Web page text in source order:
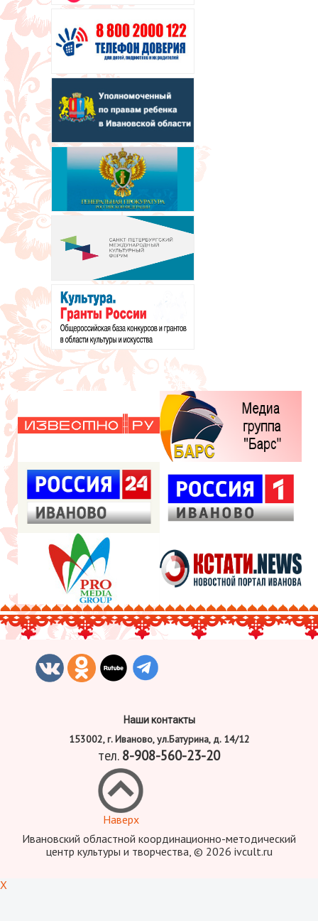
Наши контакты
153002, г. Иваново, ул.Батурина, д. 14/12
тел. 8-908-560-23-20
Наверх
Ивановский областной координационно-методический
центр культуры и творчества, © 2026 ivcult.ru
X